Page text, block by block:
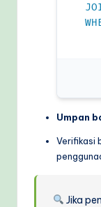
Umpan
Verifikasi
Jika